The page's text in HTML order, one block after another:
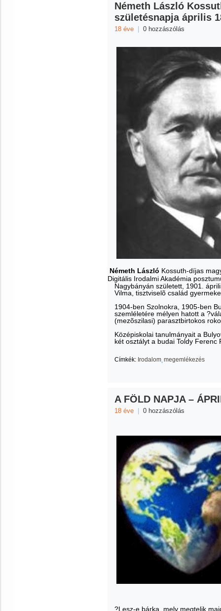
Németh László
születésnapja április
18 éve 0 hozzászólás
Németh László Kossuth-díjas
Digitális Irodalmi Akadémia
Nagybányán született, 1901.
Vilma, tisztviselõ család
1904-ben Szolnokra, 1905-ben
szemléletére mélyen hatott a
(mezõszilasi) parasztbirtokos
Középiskolai tanulmányait a
két osztályt a budai Toldy Ferenc
Címkék: Irodalom megemlékezés
A FÖLD NAPJA –
18 éve 0 hozzászólás
?Lesz-e bárka, mely megtelik